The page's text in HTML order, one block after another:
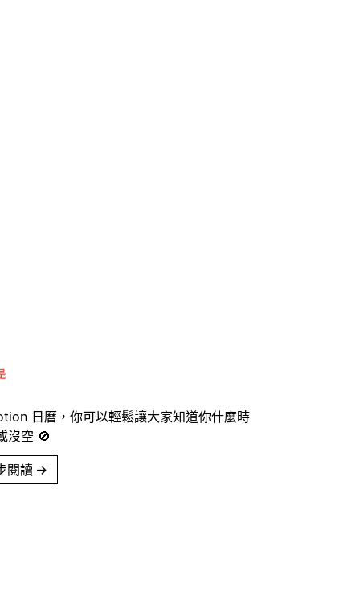
日曆，你可以輕鬆讓大家知道你什麼時
沒空 🚫
閱讀 →